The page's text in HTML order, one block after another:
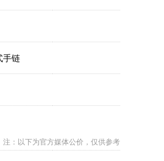
手链
注：以下为官方媒体公价，仅供参考